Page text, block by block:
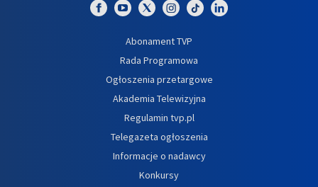
Abonament TVP
Rada Programowa
Ogłoszenia przetargowe
Akademia Telewizyjna
Regulamin tvp.pl
Telegazeta ogłoszenia
Informacje o nadawcy
Konkursy